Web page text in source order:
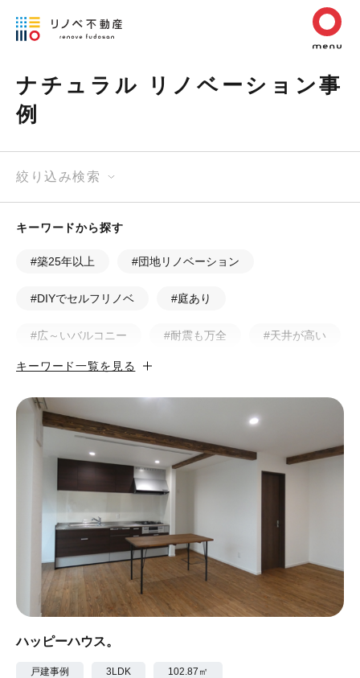
ナチュラル リノベーション事
例
絞り込み検索
キーワードから探す
#築25年以上 #団地リノベーション
#DIYでセルフリノベ #庭あり
#広～いバルコニー #耐震も万全 #天井が高い
#カフェ風 #昭和レトロ
#ナチュラル
#アンティーク調 #ハンモック
#ガラスブロック
#こだわりインテリア
#自転車収納 #作り付けの家具
#黒板 #無垢の木 #タイル #壁一面本棚
#ふたり暮らし #子育てに優しい
キーワード一覧を見る
ハッピーハウス。
戸建事例 3LDK 102.87㎡